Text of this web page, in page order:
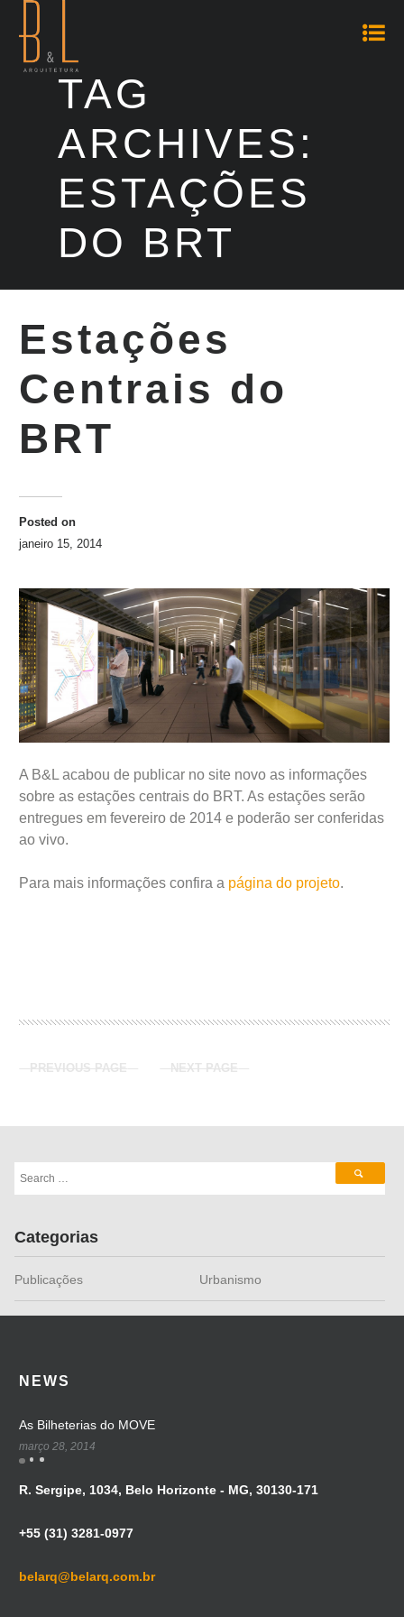
TAG
ARCHIVES:
ESTAÇÕES
DO BRT
Estações
Centrais do
BRT
Posted on
janeiro 15, 2014
A B&L acabou de publicar no site novo as informações
sobre as estações centrais do BRT. As estações serão
entregues em fevereiro de 2014 e poderão ser conferidas
ao vivo.
Para mais informações confira a página do projeto.
PREVIOUS PAGE NEXT PAGE
Categorias
Publicações Urbanismo
NEWS
As Bilheterias do MOVE
março 28, 2014
R. Sergipe, 1034, Belo Horizonte - MG, 30130-171
+55 (31) 3281-0977
belarq@belarq.com.br